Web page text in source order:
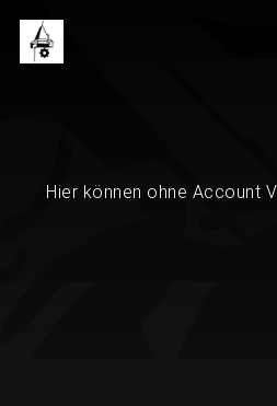
Hier können ohne Account